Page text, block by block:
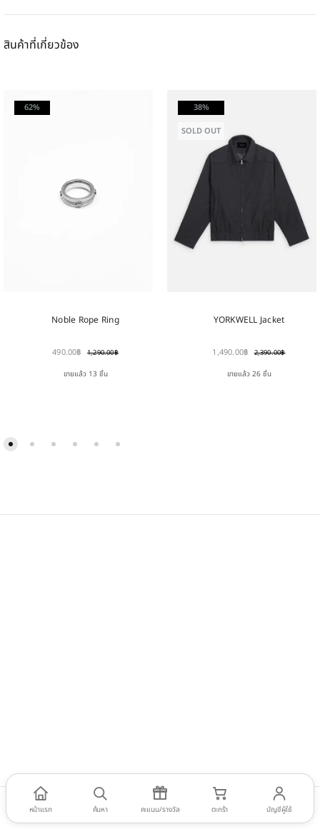
หน้าแรก ค้นหา คะแนน/รางวัล ตะกร้า บัญชีผู้ใช้
สินค้าที่เกี่ยวข้อง
62%
Noble Rope Ring
490.00฿ 1,290.00฿
ขายแล้ว 13 ชิ้น
38%
SOLD OUT
YORKWELL Jacket
1,490.00฿ 2,390.00฿
ขายแล้ว 26 ชิ้น